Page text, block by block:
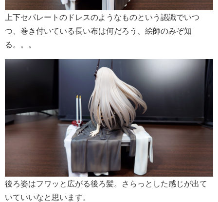
上下セパレートのドレスのようなものという認識でいつ
つ、巻き付いている長い布は何だろう、絵師のみぞ知
る。。。
後ろ姿はフワッと広がる後ろ髪。さらっとした感じが出て
いていいなと思います。